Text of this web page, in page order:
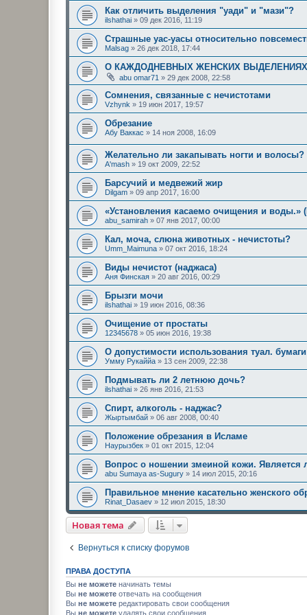
Как отличить выделения "уади" и "мази"?
ilshathai » 09 дек 2016, 11:19
Страшные уас-уасы относительно
Malsag » 26 дек 2018, 17:44
О КАЖДОДНЕВНЫХ ЖЕНСКИХ ВЫДЕЛЕНИЯХ
abu omar71 » 29 дек 2008, 22:58
Сомнения, связанные с нечистотами
Vzhynk » 19 июн 2017, 19:57
Обрезание
Абу Ваккас » 14 ноя 2008, 16:09
Желательно ли закапывать ногти и волосы?
A'mash » 19 окт 2009, 22:52
Барсучий и медвежий жир
Dilgam » 09 апр 2017, 16:00
«Установления касаемо очищения и воды.»
abu_samirah » 07 янв 2017, 00:00
Кал, моча, слюна животных - нечистоты?
Umm_Maimuna » 07 окт 2016, 18:24
Виды нечистот (наджаса)
Аня Финская » 20 авг 2016, 00:29
Брызги мочи
ilshathai » 19 июн 2016, 08:36
Очищение от простаты
12345678 » 05 июн 2016, 19:38
О допустимости использования туал. бумаги
Умму Рукаййа » 13 сен 2009, 22:38
Подмывать ли 2 летнюю дочь?
ilshathai » 26 янв 2016, 21:53
Спирт, алкоголь - наджас?
Жыртымбай » 06 авг 2008, 00:40
Положение обрезания в Исламе
Наурызбек » 01 окт 2015, 12:04
Вопрос о ношении змеиной кожи. Является
abu Sumaya as-Sugury » 14 июл 2015, 20:16
Правильное мнение касательно женского
Rinat_Dasaev » 12 июл 2015, 18:30
Новая тема
Вернуться к списку форумов
ПРАВА ДОСТУПА
Вы не можете начинать темы
Вы не можете отвечать на сообщения
Вы не можете редактировать свои сообщения
Вы не можете удалять свои сообщения